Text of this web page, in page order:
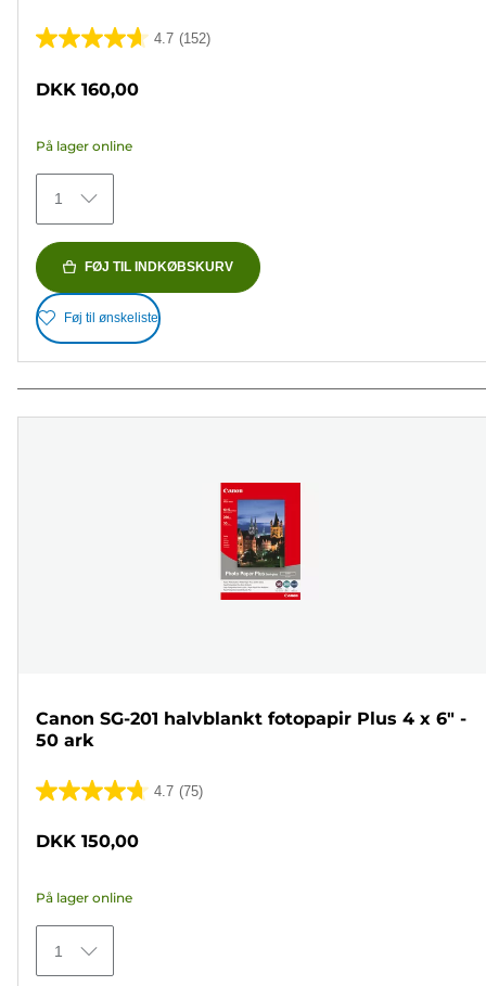
4.7 (152)
4.7
af
stjerner.
152
anmeldelser
DKK 160,00
På lager online
1
FØJ TIL INDKØBSKURV
Føj til ønskeliste
Canon SG-201 halvblankt fotopapir Plus 4 x 6" -
50 ark
4.7 (75)
4.7
stjerner.
75
anmeldelser
DKK 150,00
På lager online
1